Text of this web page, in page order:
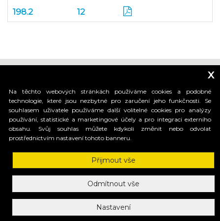
198.2 12
_____________________________
HI-MOTIONS S.r.l.
Via dell'industria, 91 - 36030 Sarcedo (VI) Italy
mail: info@himotions.com
C.F. e P.IVA (IT): 03548520240 | Cap. Soc. € 10.000,00 i.v.
Società soggetta a Direzione e Coordinamento di:
Benincà Holding S.p.A. ai sensi dell’ articolo 2497 bis 2 C.C
x
Na těchto webových stránkách používáme cookies a podobné
technologie, které jsou nezbytné pro zaručení jeho funkčnosti. Se
souhlasem uživatele používáme další volitelné cookies pro analýzy
používání, statistické a marketingové účely a pro integraci externího
obsahu. Svůj souhlas můžete kdykoli změnit nebo odvolat
prostřednictvím nastavení tohoto banneru.
Přijmout vše
Odmítnout vše
Nastavení